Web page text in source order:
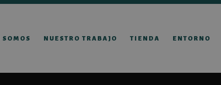
SOMOS NUESTRO TRABAJO TIENDA ENTORNO